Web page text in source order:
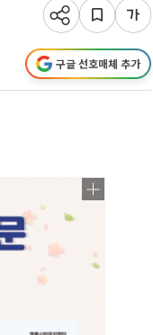
구글 선호매체 추가